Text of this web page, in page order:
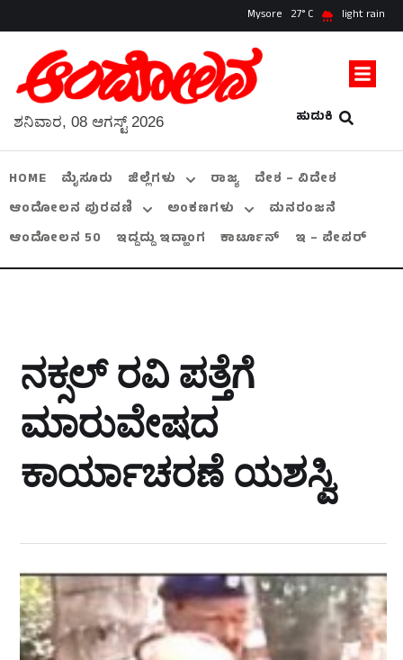
Mysore 27 light rain
ಹುಡುಕಿ
ಶನಿವಾರ, 08 ಆಗಸ್ಟ್ 2026
HOME ಮೈಸೂರು ಜಿಲ್ಲೆಗಳು ರಾಜ್ಯ
ದೇಶ – ವಿದೇಶ
ಆಂದೋಲನ ಪುರವಣಿ
ಅಂಕಣಗಳು
ಮನರಂಜನೆ
ಆಂದೋಲನ 50
ಇದ್ದದ್ದು ಇದ್ಹಾಂಗ ಕಾರ್ಟೂನ್ ಇ – ಪೇಪರ್
ನಕ್ಸಲ್ ರವಿ ಪತ್ತೆಗೆ
ಮಾರುವೇಷದ
ಕಾರ್ಯಾಚರಣೆ ಯಶಸ್ವಿ